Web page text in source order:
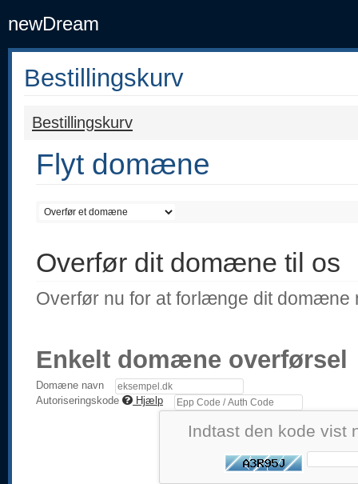
newDream
Bestillingskurv
Bestillingskurv
Flyt domæne
Overfør dit domæne til os
Overfør nu for at forlænge dit domæne
Enkelt domæne overførsel
Domæne navn
Autoriseringskode
Hjælp
Indtast den kode vist